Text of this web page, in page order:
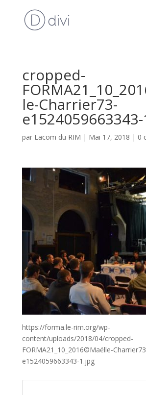
cropped-
le-Charrier73-
par Lacom du RIM | Mai 17, 2018 | 0
https://forma.le-rim.org/wp-
content/uploads/2018/04/cropped-
FORMA21_10_2016©Maëlle-
e1524059663343-1.jpg